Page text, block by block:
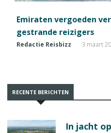
Emiraten vergoeden
gestrande reizigers
Redactie Reisbizz 3 maart
RECENTE BERICHTEN
In jacht